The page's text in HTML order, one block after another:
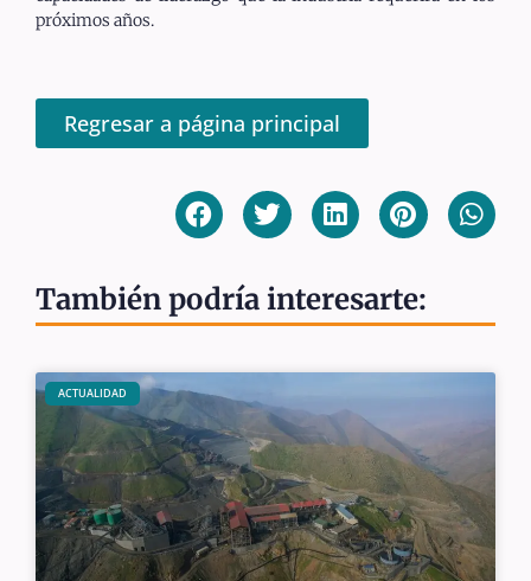
próximos años.
Regresar a página principal
También podría interesarte:
ACTUALIDAD